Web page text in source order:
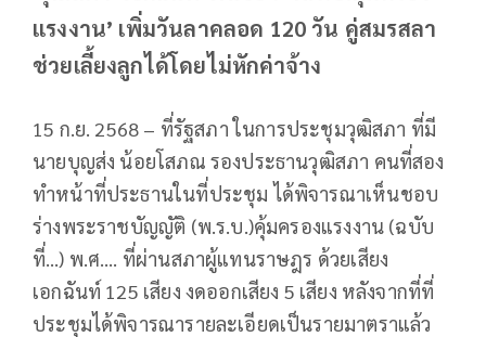
แรงงาน’ เพิ่มวันลาคลอด 120 วัน คู่สมรสลา
ช่วยเลี้ยงลูกได้โดยไม่หักค่าจ้าง
15 ก.ย. 2568 – ที่รัฐสภา ในการประชุมวุฒิสภา ที่มี
นายบุญส่ง น้อยโสภณ รองประธานวุฒิสภา คนที่สอง
ทำหน้าที่ประธานในที่ประชุม ได้พิจารณาเห็นชอบ
ร่างพระราชบัญญัติ (พ.ร.บ.​)คุ้มครองแรงงาน (ฉบับ
ที่…) พ.ศ…. ที่ผ่านสภาผู้แทนราษฎร ด้วยเสียง
เอกฉันท์ 125 เสียง งดออกเสียง 5 เสียง หลังจากที่ที่
ประชุมได้พิจารณารายละเอียดเป็นรายมาตราแล้ว